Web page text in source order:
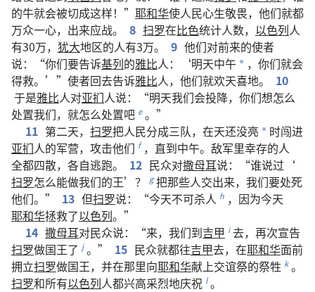
的牛就会被切成这样！” 耶和华使人民心生敬畏， 他们就都
万众一心， 出来应战。 8 扫罗在比色统计人数， 以色列人
有30万， 犹大地区的人有3万。 9 他们对前来的使者
说：“你们要告诉基列的雅比人：‘明天中午 * ， 你们就会
得救。’” 使者回去告诉雅比人， 他们就欢天喜地。
10
于是雅比人对亚扪人说：“明天我们会投降， 你们想怎么
处置我们， 就怎么处置吧 e 。”
11 第二天， 扫罗把人民分成三队， 在天还没亮 * 时闯进
亚扪人的军营， 攻击他们 f ， 直到中午。 敌军里幸存的人
全都四散， 各自逃跑。 12 民众对撒母耳说：“谁说过 ‘
扫罗怎么能做我们的王’？ g 把那些人交出来， 我们要处死
他们。” 13 但扫罗说：“今天不可杀人 h ， 因为今天
耶和华拯救了以色列。”
14 撒母耳对民众说：“来， 我们到吉甲 i 去， 再次宣告
扫罗做国王了 j 。” 15 民众就都往吉甲去， 在耶和华面前
拥立扫罗做国王， 并在那里向耶和华献上交谊祭的祭牲 k 。
扫罗和所有以色列人都兴高采烈地庆祝 l 。